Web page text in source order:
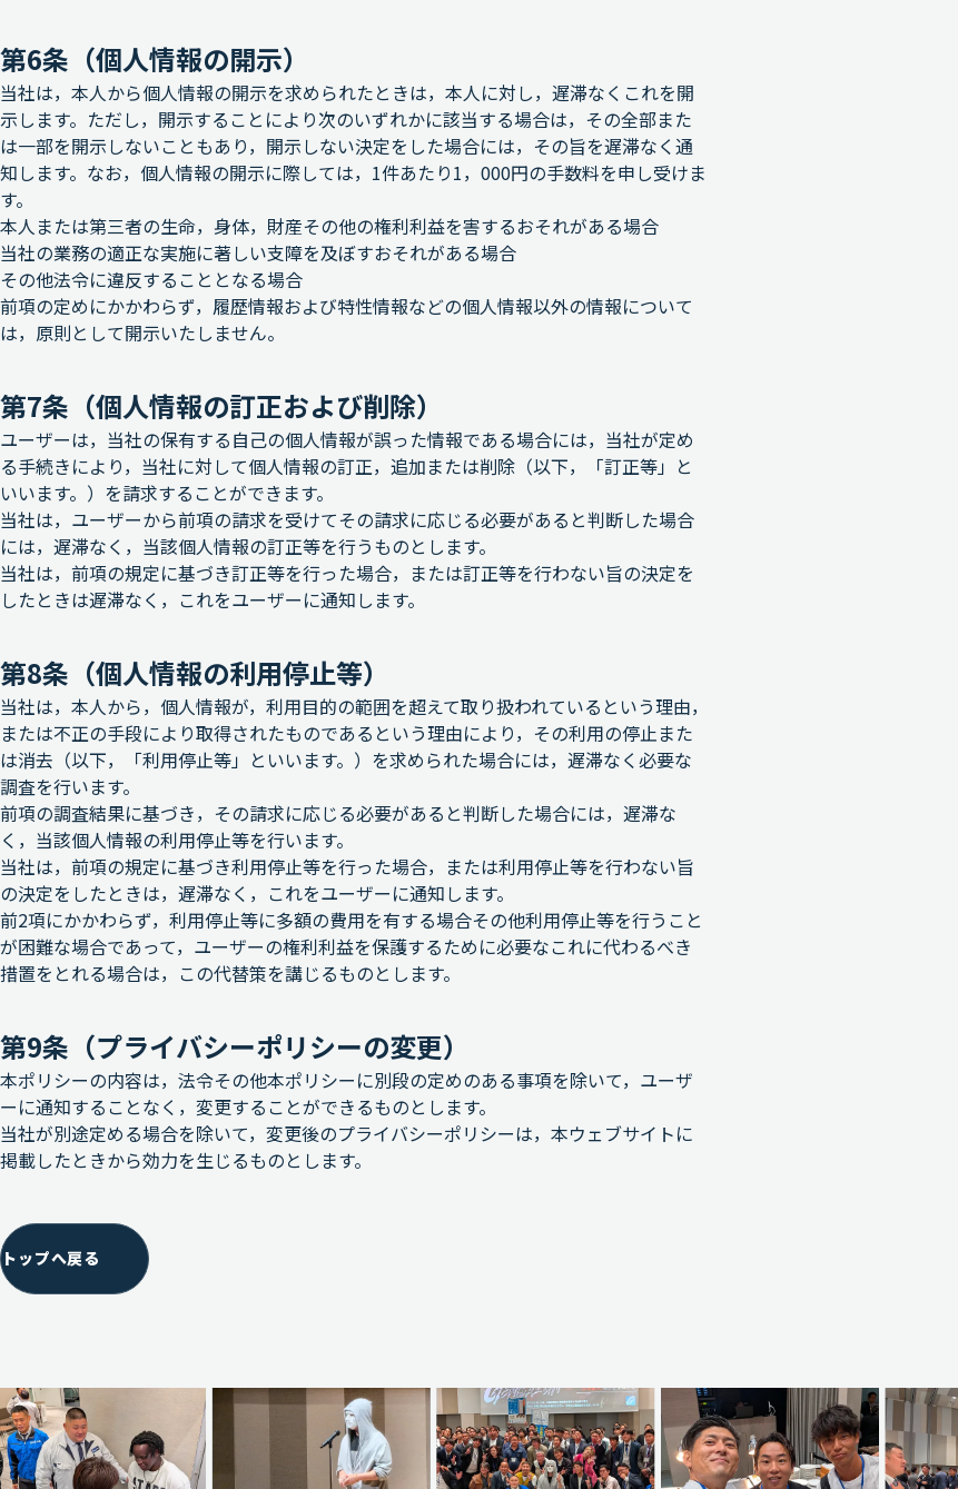
第6条（個人情報の開示）
当社は，本人から個人情報の開示を求められたときは，本人に対し，遅滞なくこれを開
示します。ただし，開示することにより次のいずれかに該当する場合は，その全部また
は一部を開示しないこともあり，開示しない決定をした場合には，その旨を遅滞なく通
知します。なお，個人情報の開示に際しては，1件あたり1，000円の手数料を申し受けま
す。
本人または第三者の生命，身体，財産その他の権利利益を害するおそれがある場合
当社の業務の適正な実施に著しい支障を及ぼすおそれがある場合
その他法令に違反することとなる場合
前項の定めにかかわらず，履歴情報および特性情報などの個人情報以外の情報について
は，原則として開示いたしません。
第7条（個人情報の訂正および削除）
ユーザーは，当社の保有する自己の個人情報が誤った情報である場合には，当社が定め
る手続きにより，当社に対して個人情報の訂正，追加または削除（以下，「訂正等」と
いいます。）を請求することができます。
当社は，ユーザーから前項の請求を受けてその請求に応じる必要があると判断した場合
には，遅滞なく，当該個人情報の訂正等を行うものとします。
当社は，前項の規定に基づき訂正等を行った場合，または訂正等を行わない旨の決定を
したときは遅滞なく，これをユーザーに通知します。
第8条（個人情報の利用停止等）
当社は，本人から，個人情報が，利用目的の範囲を超えて取り扱われているという理由，
または不正の手段により取得されたものであるという理由により，その利用の停止また
は消去（以下，「利用停止等」といいます。）を求められた場合には，遅滞なく必要な
調査を行います。
前項の調査結果に基づき，その請求に応じる必要があると判断した場合には，遅滞な
く，当該個人情報の利用停止等を行います。
当社は，前項の規定に基づき利用停止等を行った場合，または利用停止等を行わない旨
の決定をしたときは，遅滞なく，これをユーザーに通知します。
前2項にかかわらず，利用停止等に多額の費用を有する場合その他利用停止等を行うこと
が困難な場合であって，ユーザーの権利利益を保護するために必要なこれに代わるべき
措置をとれる場合は，この代替策を講じるものとします。
第9条（プライバシーポリシーの変更）
本ポリシーの内容は，法令その他本ポリシーに別段の定めのある事項を除いて，ユーザ
ーに通知することなく，変更することができるものとします。
当社が別途定める場合を除いて，変更後のプライバシーポリシーは，本ウェブサイトに
掲載したときから効力を生じるものとします。
トップへ戻る